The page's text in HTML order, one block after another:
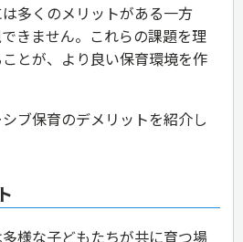
多くのメリットがある一方
きません。これらの課題を理
とが、より良い保育環境を作
ブ保育のデメリットを紹介し
様な子どもたちが共に育つ場